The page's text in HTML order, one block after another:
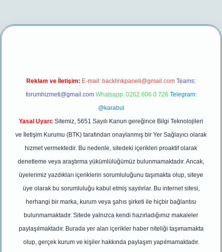
yeni giriş
Reklam ve İletişim: E-mail: backlinkpaneli@gmail.com Teams:
forumhizmeti@gmail.com Whatsapp: 0262 606 0 726 Telegram:
@karabul
Yasal Uyarı: Sitemiz, 5651 Sayılı Kanun gereğince Bilgi Teknolojileri
ve İletişim Kurumu (BTK) tarafından onaylanmış bir Yer Sağlayıcı olarak
hizmet vermektedir. Bu nedenle, sitedeki içerikleri proaktif olarak
denetleme veya araştırma yükümlülüğümüz bulunmamaktadır. Ancak,
üyelerimiz yazdıkları içeriklerin sorumluluğunu taşımakta olup, siteye
üye olarak bu sorumluluğu kabul etmiş sayılırlar. Bu internet sitesi,
herhangi bir marka, kurum veya şahıs şirketi ile hiçbir bağlantısı
bulunmamaktadır. Sitede yalnızca kendi hazırladığımız makaleler
paylaşılmaktadır. Burada yer alan içerikler haber niteliği taşımamakta
olup, gerçek kurum ve kişiler hakkında paylaşım yapılmamaktadır.